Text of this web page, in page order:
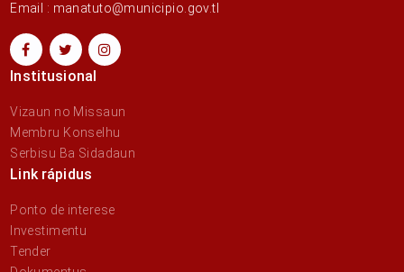
Email : manatuto@municipio.gov.tl
Institusional
Vizaun no Missaun
Membru Konselhu
Serbisu Ba Sidadaun
Link rápidus
Ponto de interese
Investimentu
Tender